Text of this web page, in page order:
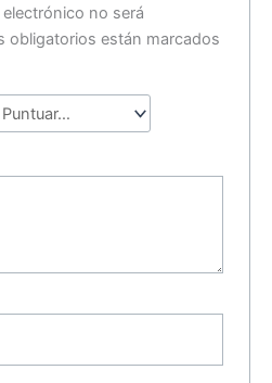
no será
obligatorios están marcados